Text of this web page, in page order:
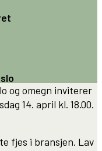
og omegn inviterer
14. april kl. 18.00.
fjes i bransjen. Lav